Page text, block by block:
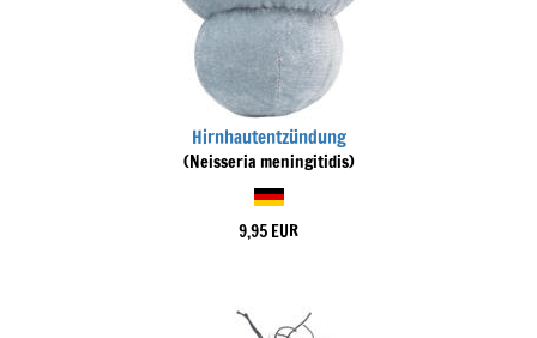
Hirnhautentzündung
(Neisseria meningitidis)
9,95 EUR